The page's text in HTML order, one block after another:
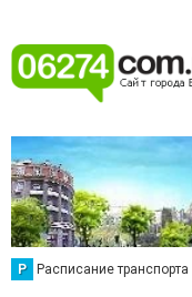
Р Расписание транспорта